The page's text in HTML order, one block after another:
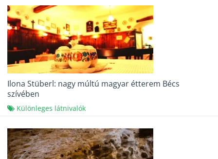
Ilona Stüberl: nagy múltú magyar étterem Bécs
szívében
Különleges látnivalók